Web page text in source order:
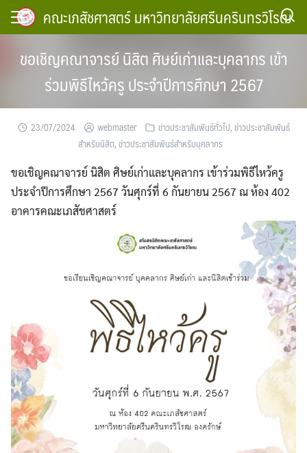
Skip
คณะเภสัชศาสตร์ มหาวิทยาลัยศรีนครินทรวิโรฒ
ขอเชิญคณาจารย์ นิสิต ศิษย์เก่าและบุคลากร เข้า
ร่วมพิธีไหว้ครู ประจำปีการศึกษา 2567
23/07/2024 webmaster ข่าวประชาสัมพันธ์ทั่วไป,ข่าวประชาสัมพันธ์
สำหรับนิสิต,ข่าวประชาสัมพันธ์สำหรับบุคลากร
ขอเชิญคณาจารย์ นิสิต ศิษย์เก่าและบุคลากร เข้าร่วมพิธีไหว้ครู
ประจำปีการศึกษา 2567 วันศุกร์ที่ 6 กันยายน 2567 ณ ห้อง 402
อาคารคณะเภสัชศาสตร์